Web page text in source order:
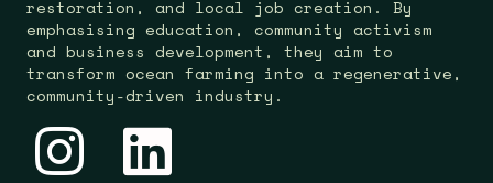
restoration, and local job creation. By
emphasising education, community activism
and business development, they aim to
transform ocean farming into a regenerative,
community-driven industry.